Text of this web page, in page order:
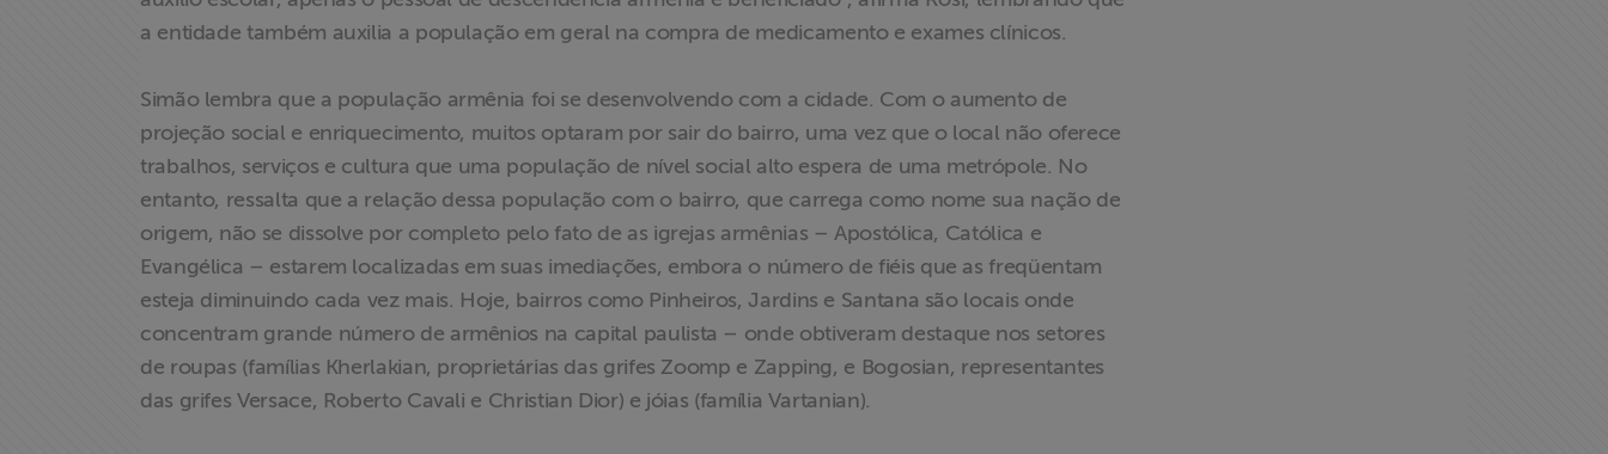
>> Conteúdo
exclusivo para
a entidade também auxilia a população em geral na compra de medicamento e exames clínicos.
Simão lembra que a população armênia foi se desenvolvendo com a cidade. Com o aumento de
projeção social e enriquecimento, muitos optaram por sair do bairro, uma vez que o local não oferece
trabalhos, serviços e cultura que uma população de nível social alto espera de uma metrópole. No
entanto, ressalta que a relação dessa população com o bairro, que carrega como nome sua nação de
origem, não se dissolve por completo pelo fato de as igrejas armênias – Apostólica, Católica e
Evangélica – estarem localizadas em suas imediações, embora o número de fiéis que as freqüentam
esteja diminuindo cada vez mais. Hoje, bairros como Pinheiros, Jardins e Santana são locais onde
concentram grande número de armênios na capital paulista – onde obtiveram destaque nos setores
de roupas (famílias Kherlakian, proprietárias das grifes Zoomp e Zapping, e Bogosian, representantes
das grifes Versace, Roberto Cavali e Christian Dior) e jóias (família Vartanian).